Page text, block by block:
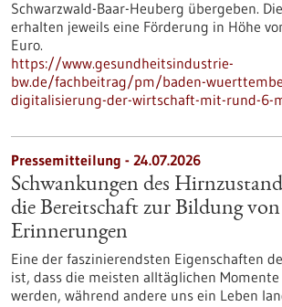
Schwarzwald-Baar-Heuberg übergeben.
erhalten jeweils eine Förderung in Höhe
Euro.
https://www.gesundheitsindustrie-
bw.de/fachbeitrag/pm/baden-
digitalisierung-der-wirtschaft-mit-rund-6-
Pressemitteilung - 24.07.2026
Schwankungen des
die Bereitschaft zur Bildung von
Erinnerungen
Eine der faszinierendsten Eigenschaften
ist, dass die meisten alltäglichen Momente
werden, während andere uns ein Leben